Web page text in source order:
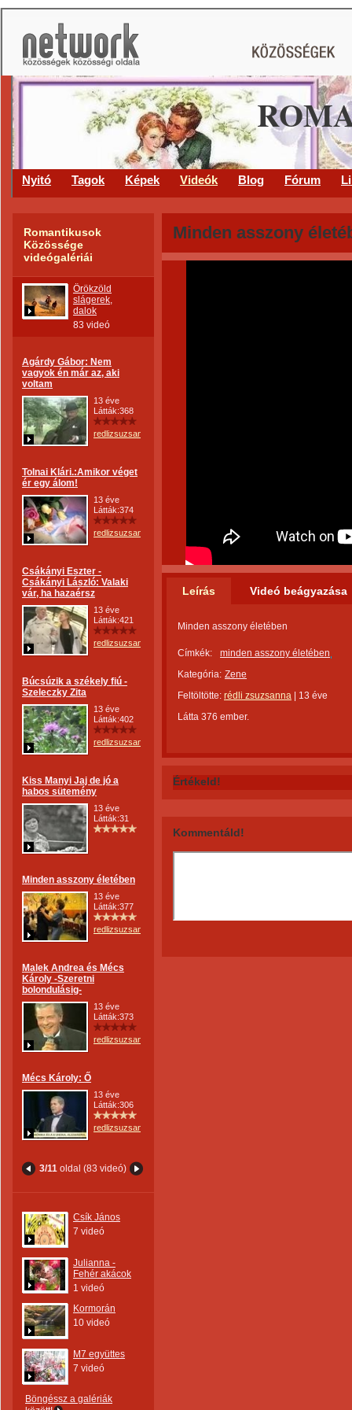
Nyitó Tagok Képek Videók Blog Fórum
Romantikusok
Közössége
videógalériái
Örökzöld
slágerek,
dalok
83 videó
Agárdy Gábor: Nem
vagyok én már az, aki
voltam
13 éve
Látták:368
redlizsuzsanna
Tolnai Klári.:Amikor véget
ér egy álom!
13 éve
Látták:374
redlizsuzsanna
Csákányi Eszter -
Csákányi László: Valaki
vár, ha hazaérsz
13 éve
Látták:421
redlizsuzsanna
Búcsúzik a székely fiú -
Szeleczky Zita
13 éve
Látták:402
redlizsuzsanna
Kiss Manyi Jaj de jó a
habos sütemény
13 éve
Látták:31
Minden asszony életében
13 éve
Látták:377
redlizsuzsanna
Malek Andrea és Mécs
Károly -Szeretni
bolondulásig-
13 éve
Látták:373
redlizsuzsanna
Mécs Károly: Ő
13 éve
Látták:306
redlizsuzsanna
3/11 oldal (83 videó)
Csík János
7 videó
Julianna -
Fehér akácok
1 videó
Kormorán
10 videó
M7 együttes
7 videó
Böngéssz a galériák
Minden asszony
Leírás Videó beágyazása
Minden asszony életében
Címkék:
minden asszony életében
Kategória: Zene
Feltöltötte: rédli zsuzsanna
13 éve
Látta 376 ember.
Értékeld!
Kommentáld!